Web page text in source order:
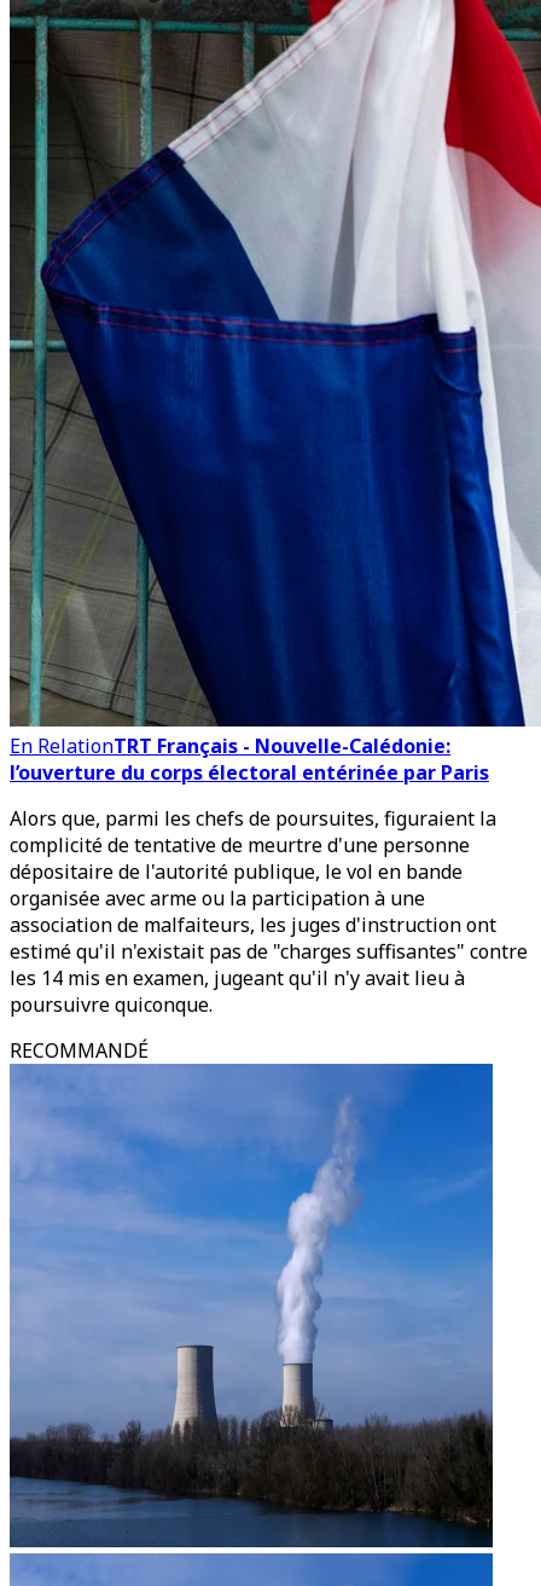
En RelationTRT Français - Nouvelle-Calédonie:
l’ouverture du corps électoral entérinée par Paris
Alors que, parmi les chefs de poursuites, figuraient la
complicité de tentative de meurtre d'une personne
dépositaire de l'autorité publique, le vol en bande
organisée avec arme ou la participation à une
association de malfaiteurs, les juges d'instruction ont
estimé qu'il n'existait pas de "charges suffisantes" contre
les 14 mis en examen, jugeant qu'il n'y avait lieu à
poursuivre quiconque.
RECOMMANDÉ